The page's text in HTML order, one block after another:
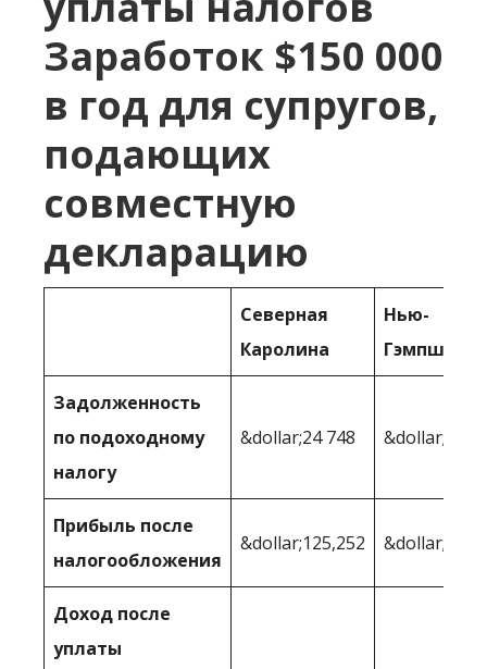
Заработок $150 000
в год для супругов,
подающих
совместную
декларацию
Северная
Каролина
Нью-
Гэмпшир
Задолженность
по подоходному
налогу
&dollar;24 748 &dollar;18
Прибыль после
налогообложения
&dollar;125,252
Доход после
уплаты